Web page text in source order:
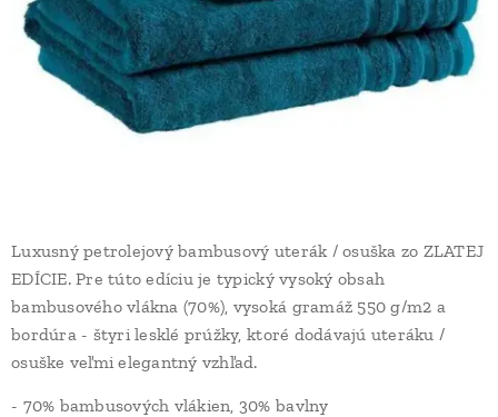
Luxusný petrolejový bambusový uterák / osuška zo ZLATEJ
EDÍCIE. Pre túto edíciu je typický vysoký obsah
bambusového vlákna (70%), vysoká gramáž 550 g/m2 a
bordúra - štyri lesklé prúžky, ktoré dodávajú uteráku /
osuške veľmi elegantný vzhľad.
- 70% bambusových vlákien, 30% bavlny